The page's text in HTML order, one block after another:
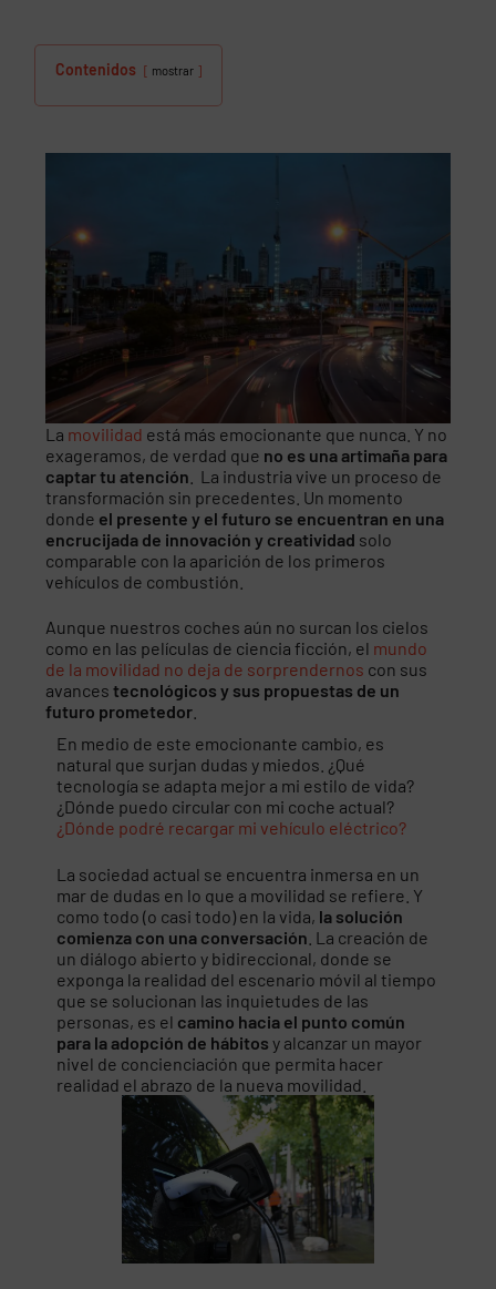
Contenidos mostrar
La movilidad está más emocionante que nunca. Y no
exageramos, de verdad que no es una artimaña para
captar tu atención . La industria vive un proceso de
transformación sin precedentes. Un momento
donde el presente y el futuro se encuentran en una
encrucijada de innovación y creatividad solo
comparable con la aparición de los primeros
vehículos de combustión.
Aunque nuestros coches aún no surcan los cielos
como en las películas de ciencia ficción, el mundo
de la movilidad no deja de sorprendernos con sus
avancestecnológicos y sus propuestas de un
futuro prometedor
En medio de este emocionante cambio, es
natural que surjan dudas y miedos. ¿Qué
tecnología se adapta mejor a mi estilo de vida?
¿Dónde puedo circular con mi coche actual?
¿Dónde podré recargar mi vehículo eléctrico?
La sociedad actual se encuentra inmersa en un
mar de dudas en lo que a movilidad se refiere. Y
como todo (o casi todo) en la vida, la solución
comienza con una conversación . La creación de
un diálogo abierto y bidireccional, donde se
exponga la realidad del escenario móvil al tiempo
que se solucionan las inquietudes de las
personas, es el camino hacia el punto común
para la adopción de hábitos y alcanzar un mayor
nivel de concienciación que permita hacer
realidad el abrazo de la nueva movilidad.